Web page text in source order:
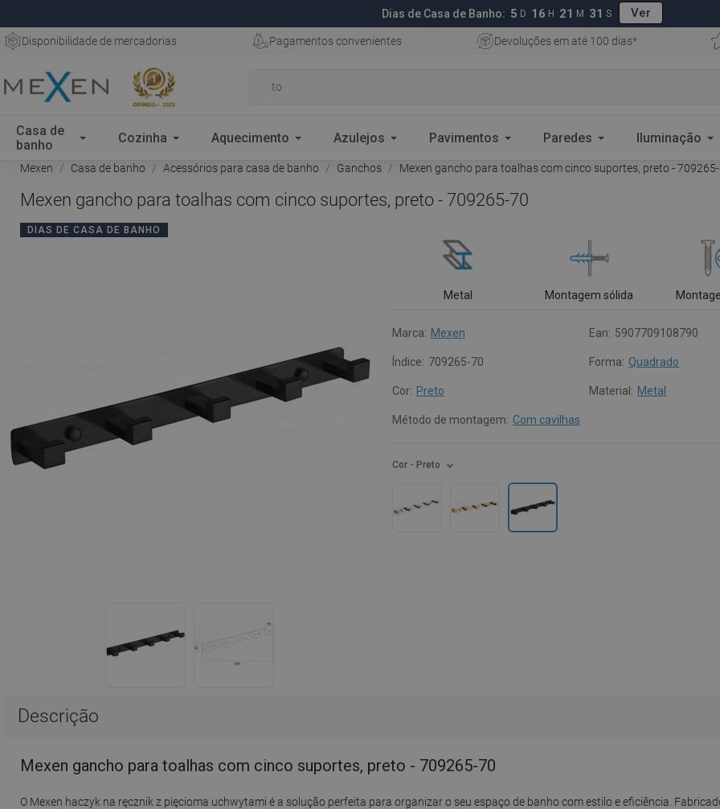
Dias de Casa de Banho: 5 D 16 H 21 M 30 S Ver
Disponibilidade de mercadorias Pagamentos convenientes Devoluções em até 100 dias*
Casa de
banho
Cozinha Aquecimento Azulejos Pavimentos Paredes Iluminação
Mexen Casa de banho Acessórios para casa de banho Ganchos Mexen gancho para toalhas com cinco suportes, preto -
Mexen gancho para toalhas com cinco suportes, preto - 709265-70
DIAS DE CASA DE BANHO
Metal Montagem sólida
Marca: Mexen Ean: 5907709108790
Índice: 709265-70 Forma: Quadrado
Cor: Preto Material: Metal
Método de montagem: Com cavilhas
Cor - Preto
Descrição
Mexen gancho para toalhas com cinco suportes, preto - 709265-70
O Mexen haczyk na ręcznik z pięcioma uchwytami é a solução perfeita para organizar o seu espaço de banho com estilo e eficiência.